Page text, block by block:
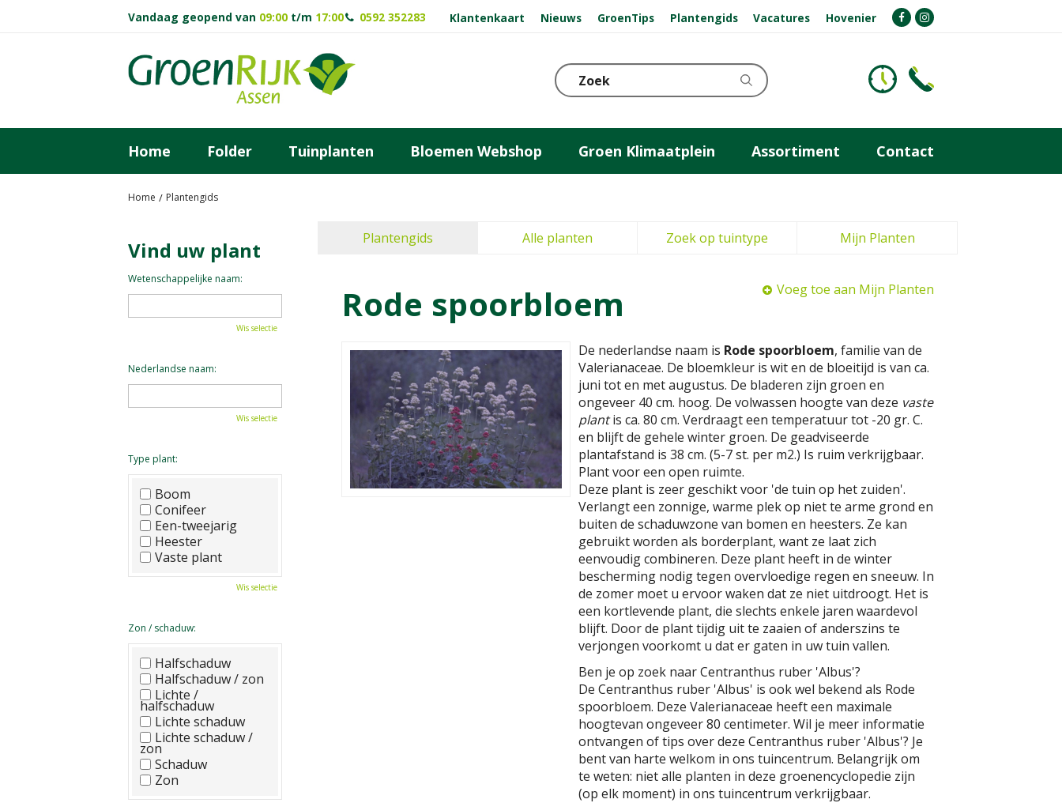
Home Plantengids
Vandaag geopend van 09:00 t/m 17:00 0592 352283 Klantenkaart Nieuws GroenTips Plantengids Vacatures Hovenier
Home Folder Tuinplanten Bloemen Webshop Groen Klimaatplein Assortiment Contact
Plantengids Alle planten Zoek op tuintype Mijn Planten
Rode spoorbloem Voeg toe aan Mijn Planten
De nederlandse naam is Rode spoorbloem, familie van de
Valerianaceae. De bloemkleur is wit en de bloeitijd is van ca.
juni tot en met augustus. De bladeren zijn groen en
ongeveer 40 cm. hoog. De volwassen hoogte van deze vaste
plantis ca. 80 cm. Verdraagt een temperatuur tot -20 gr. C.
en blijft de gehele winter groen. De geadviseerde
plantafstand is 38 cm. (5-7 st. per m2.) Is ruim verkrijgbaar.
Plant voor een open ruimte.
Deze plant is zeer geschikt voor 'de tuin op het zuiden'.
Verlangt een zonnige, warme plek op niet te arme grond en
buiten de schaduwzone van bomen en heesters. Ze kan
gebruikt worden als borderplant, want ze laat zich
eenvoudig combineren. Deze plant heeft in de winter
bescherming nodig tegen overvloedige regen en sneeuw. In
de zomer moet u ervoor waken dat ze niet uitdroogt. Het is
een kortlevende plant, die slechts enkele jaren waardevol
blijft. Door de plant tijdig uit te zaaien of anderszins te
verjongen voorkomt u dat er gaten in uw tuin vallen.
Ben je op zoek naar Centranthus ruber 'Albus'?
De Centranthus ruber 'Albus' is ook wel bekend als Rode
spoorbloem. Deze Valerianaceae heeft een maximale
hoogtevan ongeveer 80 centimeter. Wil je meer informatie
ontvangen of tips over deze Centranthus ruber 'Albus'? Je
bent van harte welkom in ons tuincentrum. Belangrijk om
te weten: niet alle planten in deze groenencyclopedie zijn
(op elk moment) in ons tuincentrum verkrijgbaar.
Vind uw plant
Wetenschappelijke naam:
Wis selectie
Nederlandse naam:
Wis selectie
Type plant:
Boom
Conifeer
Een-tweejarig
Heester
Vaste plant
Wis selectie
Zon / schaduw:
Halfschaduw
Halfschaduw / zon
Lichte /
halfschaduw
Lichte schaduw
Lichte schaduw /
zon
Schaduw
Zon